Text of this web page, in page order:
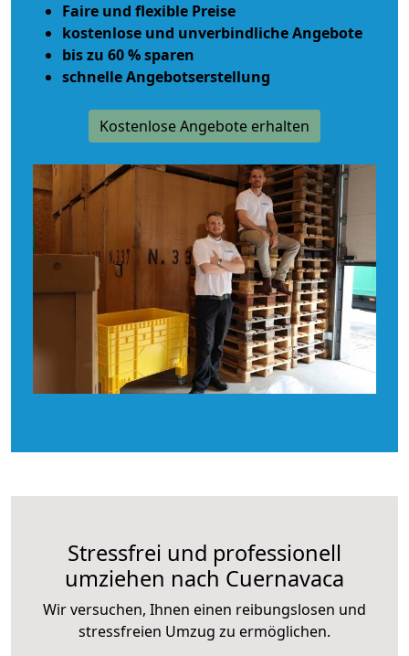
Faire und flexible Preise
kostenlose und unverbindliche Angebote
bis zu 60 % sparen
schnelle Angebotserstellung
Kostenlose Angebote erhalten
Stressfrei und professionell
umziehen nach Cuernavaca
Wir versuchen, Ihnen einen reibungslosen und
stressfreien Umzug zu ermöglichen.